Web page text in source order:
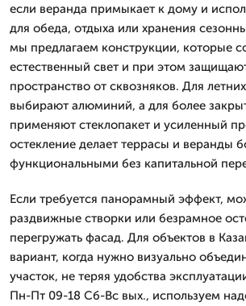
если веранда примыкает к дому и
для обеда, отдыха или хранения
мы предлагаем конструкции, которые
естественный свет и при этом
пространство от сквозняков. Для
выбирают алюминий, а для более
применяют стеклопакет и усиленный
остекление делает террасы и веранды
функциональными без капитальной
Если требуется панорамный эффект,
раздвижные створки или безрамное
перегружать фасад. Для объектов в
вариант, когда нужно визуально
участок, не теряя удобства
Пн-Пт 09-18 Сб-Вс вых., используем